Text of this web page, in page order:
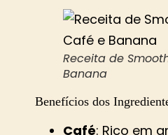
Receita de
Banana
Benefícios dos
Café: Rico em